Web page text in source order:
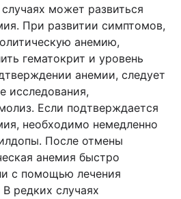
может развиться
При развитии симптомов,
анемию,
гематокрит и уровень
анемии, следует
исследования,
Если подтверждается
необходимо немедленно
После отмены
анемия быстро
с помощью лечения
редких случаях